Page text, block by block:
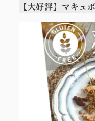
【大好評】マキュ